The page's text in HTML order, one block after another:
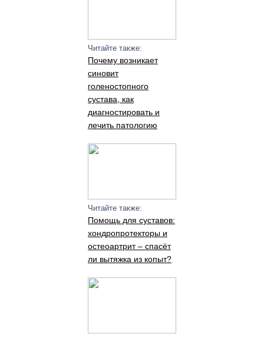
Читайте также:
Почему возникает
синовит
голеностопного
сустава, как
диагностировать и
лечить патологию
Читайте также:
Помощь для суставов:
хондропротекторы и
остеоартрит – спасёт
ли вытяжка из копыт?